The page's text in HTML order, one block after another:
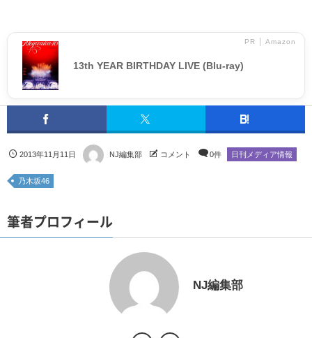
PR │ Amazon
13th YEAR BIRTHDAY LIVE (Blu-ray)
2013年11月11日 NJ編集部 コメント 0件 日刊メディア情報
乃木坂46
筆者プロフィール
NJ編集部